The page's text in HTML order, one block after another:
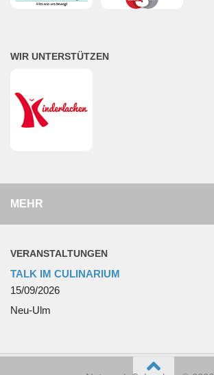
WIR UNTERSTÜTZEN
MEHR
VERANSTALTUNGEN
TALK IM CULINARIUM
15/09/2026
Neu-Ulm